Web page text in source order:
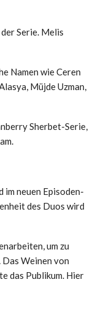
Serie. Melis
Namen wie Ceren
Müjde Uzman,
Sherbet-Serie,
im neuen Episoden-
des Duos wird
um zu
Weinen von
das Publikum. Hier